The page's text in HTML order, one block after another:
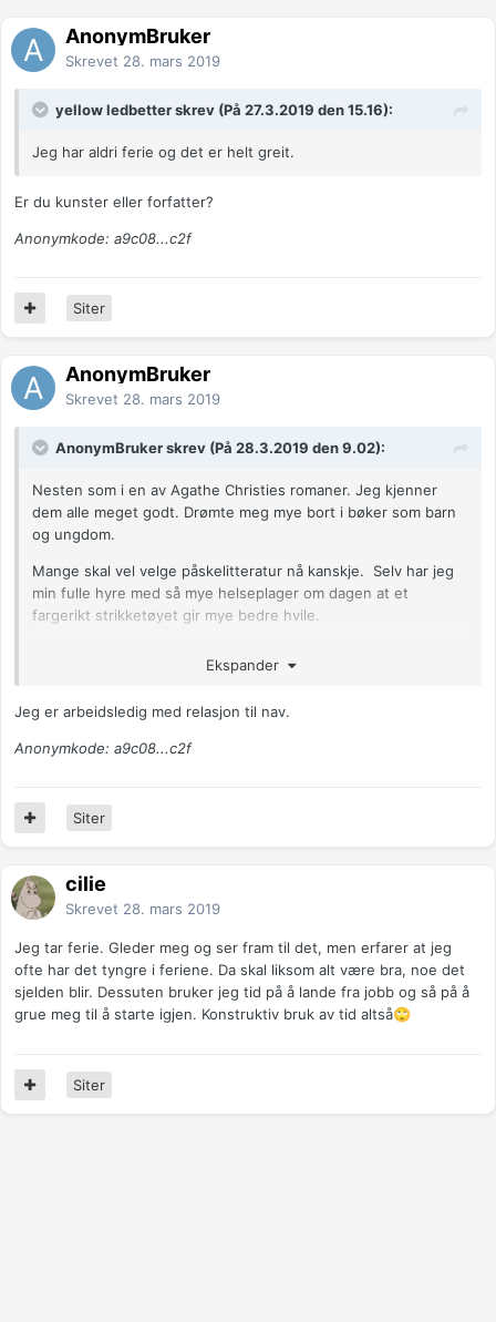
AnonymBruker
Skrevet 28. mars 2019
yellow ledbetter skrev (På 27.3.2019 den 15.16):
Jeg har aldri ferie og det er helt greit.
Er du kunster eller forfatter?
Anonymkode: a9c08...c2f
Siter
AnonymBruker
Skrevet 28. mars 2019
AnonymBruker skrev (På 28.3.2019 den 9.02):
Nesten som i en av Agathe Christies romaner. Jeg kjenner
dem alle meget godt. Drømte meg mye bort i bøker som barn
og ungdom.
Mange skal vel velge påskelitteratur nå kanskje. Selv har jeg
min fulle hyre med så mye helseplager om dagen at et
fargerikt strikketøyet gir mye bedre hvile.
synes dårlig om det. Rart men måkene har alt begynt å herje
ekstra tidlig i år.
Jeg har nesten alt begynt påskeferie og ser frem til dagene
Anonymkode: a9c08...c2f
Ekspander
Jeg er arbeidsledig med relasjon til nav.
Anonymkode: a9c08...c2f
Siter
cilie
Skrevet 28. mars 2019
Jeg tar ferie. Gleder meg og ser fram til det, men erfarer at jeg
ofte har det tyngre i feriene. Da skal liksom alt være bra, noe det
sjelden blir. Dessuten bruker jeg tid på å lande fra jobb og så på å
grue meg til å starte igjen. Konstruktiv bruk av tid altså🙄
Siter